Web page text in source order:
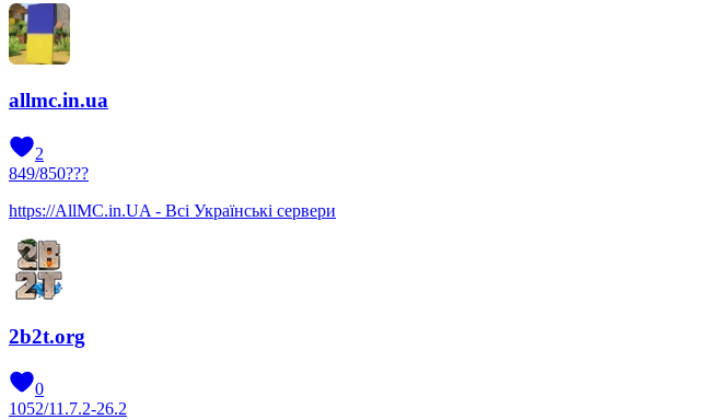
allmc.in.ua
2
849/850???
https://AllMC.in.UA - Всі Українські сервери
2b2t.org
0
1052/11.7.2-26.2